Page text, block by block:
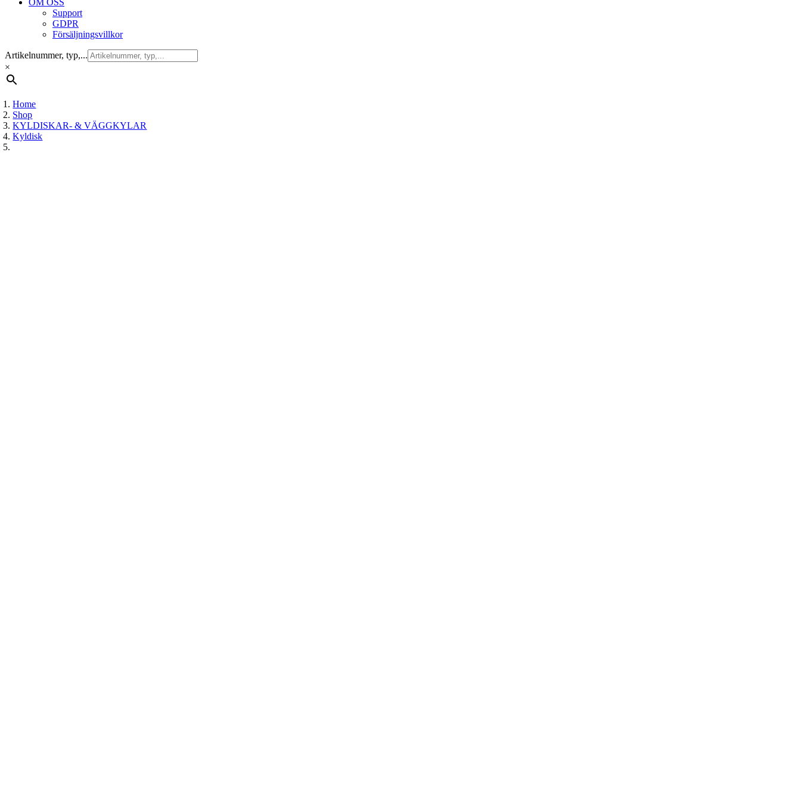
OM OSS
Support
GDPR
Försäljningsvillkor
Artikelnummer, typ,...
×
Home
Shop
KYLDISKAR- & VÄGGKYLAR
Kyldisk